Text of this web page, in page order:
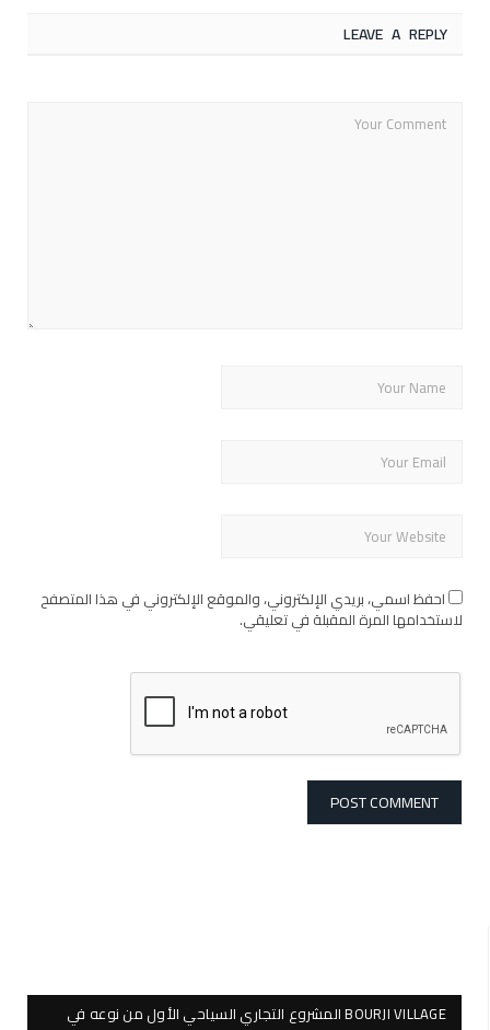
LEAVE A REPLY
احفظ اسمي، بريدي الإلكتروني، والموقع الإلكتروني في هذا المتصفح
لاستخدامها المرة المقبلة في تعليقي.
BOURJI VILLAGE المشروع التجاري السياحي الأول من نوعه في